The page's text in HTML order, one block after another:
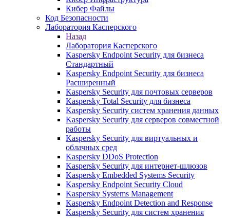
Кибер Файлы
Код Безопасности
Лаборатория Касперского
Назад
Лаборатория Касперского
Kaspersky Endpoint Security для бизнеса
Стандартный
Kaspersky Endpoint Security для бизнеса
Расширенный
Kaspersky Security для почтовых серверов
Kaspersky Total Security для бизнеса
Kaspersky Security систем хранения данных
Kaspersky Security для серверов совместной
работы
Kaspersky Security для виртуальных и
облачных сред
Kaspersky DDoS Protection
Kaspersky Security для интернет-шлюзов
Kaspersky Embedded Systems Security
Kaspersky Endpoint Security Cloud
Kaspersky Systems Management
Kaspersky Endpoint Detection and Response
Kaspersky Security для систем хранения